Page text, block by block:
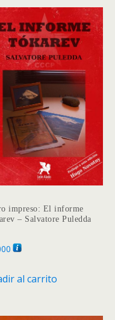
hasta
$8.000
Las
se
pueden
elegir
en
la
página
de
impreso: El informe
– Salvatore Puledda
al carrito